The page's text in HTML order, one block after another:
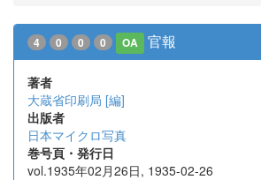
4 0 0 0 OA 官報
著者
大蔵省印刷局 [編]
出版者
日本マイクロ写真
巻号頁・発行日
vol.1935年02月26日, 1935-02-26